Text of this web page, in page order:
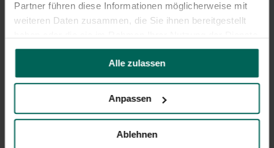
Partner führen diese Informationen möglicherweise mit
weiteren Daten zusammen, die Sie ihnen bereitgestellt
gesammelt haben.
Alle zulassen
Anpassen
Ablehnen
1 bis 50 Personen
51 bis 100 Personen
101 bis 200 Personen
201 bis 300 Personen
300+ Personen
Angebote & Erlebnisse
Tickets
Souvenirs